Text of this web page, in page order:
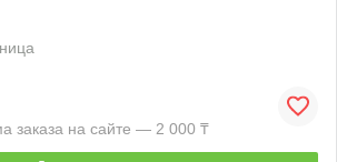
заказа на сайте — 2 000 ₸